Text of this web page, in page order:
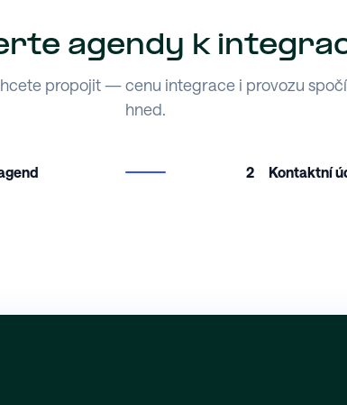
agendy k
propojit — cenu integrace i provozu
hned.
2 Kontaktní